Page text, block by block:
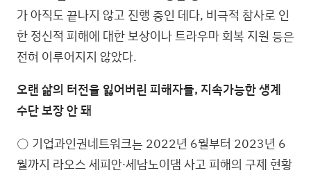
가 아직도 끝나지 않고 진행 중인 데다, 비극적 참사로 인
한 정신적 피해에 대한 보상이나 트라우마 회복 지원 등은
전혀 이루어지지 않았다.
오랜 삶의 터전을 잃어버린 피해자들, 지속가능한 생계
수단 보장 안 돼
○ 기업과인권네트워크는 2022년 6월부터 2023년 6
월까지 라오스 세피안∙세남노이댐 사고 피해의 구제 현황